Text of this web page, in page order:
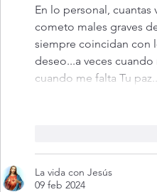
En lo personal,
cometo males graves
siempre coincidan con
deseo...a veces
cuando me falta Tu
La vida con Jesús
09 feb 2024